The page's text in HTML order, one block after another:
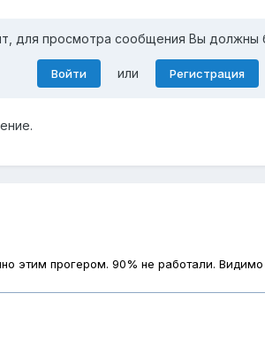
для просмотра сообщения Вы должны
Войти или Регистрация
этим прогером. 90% не работали. Видимо